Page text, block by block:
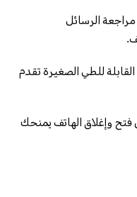
الرسائل
للطي الصغيرة تقدم
وإغلاق الهاتف يمنحك